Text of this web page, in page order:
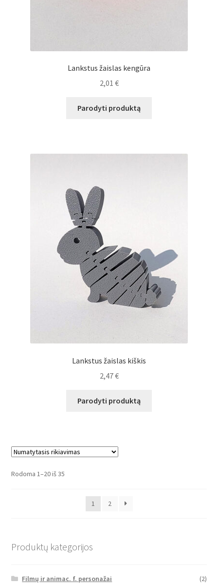
Lankstus žaislas kengūra
2,01 €
Parodyti produktą
Lankstus žaislas kiškis
2,47€
Parodyti produktą
Rodoma 1–20 iš 35
1 2
Produktų kategorijos
Filmų ir animac. f. personažai
(2)